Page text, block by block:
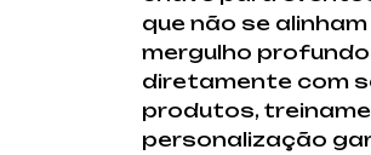
que não se
mergulho
diretamente com
produtos,
personalização